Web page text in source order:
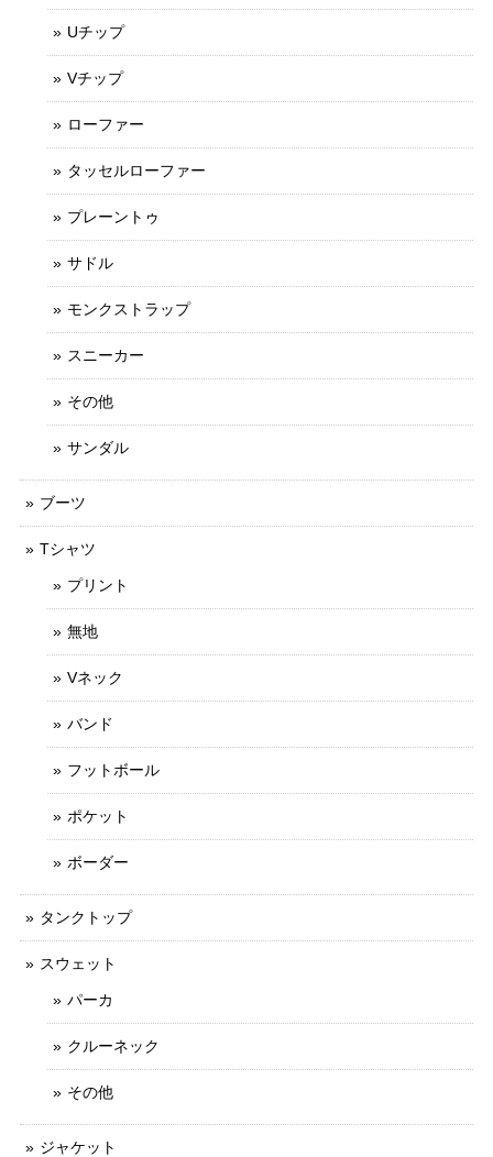
Uチップ
Vチップ
ローファー
タッセルローファー
プレーントゥ
サドル
モンクストラップ
スニーカー
その他
サンダル
ブーツ
Tシャツ
プリント
無地
Vネック
バンド
フットボール
ポケット
ボーダー
タンクトップ
スウェット
パーカ
クルーネック
その他
ジャケット